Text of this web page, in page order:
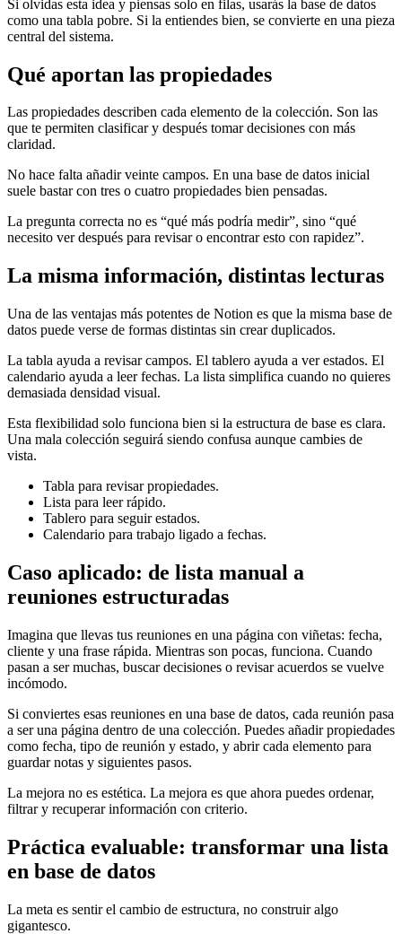
Si olvidas esta idea y piensas solo en filas, usarás la base de datos
como una tabla pobre. Si la entiendes bien, se convierte en una pieza
central del sistema.
Qué aportan las propiedades
Las propiedades describen cada elemento de la colección. Son las
que te permiten clasificar y después tomar decisiones con más
claridad.
No hace falta añadir veinte campos. En una base de datos inicial
suele bastar con tres o cuatro propiedades bien pensadas.
La pregunta correcta no es “qué más podría medir”, sino “qué
necesito ver después para revisar o encontrar esto con rapidez”.
La misma información, distintas lecturas
Una de las ventajas más potentes de Notion es que la misma base de
datos puede verse de formas distintas sin crear duplicados.
La tabla ayuda a revisar campos. El tablero ayuda a ver estados. El
calendario ayuda a leer fechas. La lista simplifica cuando no quieres
demasiada densidad visual.
Esta flexibilidad solo funciona bien si la estructura de base es clara.
Una mala colección seguirá siendo confusa aunque cambies de
vista.
Tabla para revisar propiedades.
Lista para leer rápido.
Tablero para seguir estados.
Calendario para trabajo ligado a fechas.
Caso aplicado: de lista manual a
reuniones estructuradas
Imagina que llevas tus reuniones en una página con viñetas: fecha,
cliente y una frase rápida. Mientras son pocas, funciona. Cuando
pasan a ser muchas, buscar decisiones o revisar acuerdos se vuelve
incómodo.
Si conviertes esas reuniones en una base de datos, cada reunión pasa
a ser una página dentro de una colección. Puedes añadir propiedades
como fecha, tipo de reunión y estado, y abrir cada elemento para
guardar notas y siguientes pasos.
La mejora no es estética. La mejora es que ahora puedes ordenar,
filtrar y recuperar información con criterio.
Práctica evaluable: transformar una lista
en base de datos
La meta es sentir el cambio de estructura, no construir algo
gigantesco.